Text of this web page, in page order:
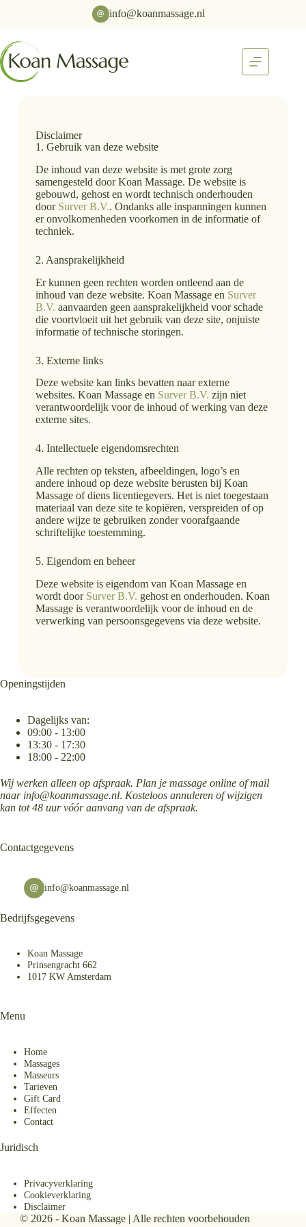
info@koanmassage.nl
Disclaimer
1. Gebruik van deze website
De inhoud van deze website is met grote zorg
samengesteld door Koan Massage. De website is
gebouwd, gehost en wordt technisch onderhouden
door Surver B.V.. Ondanks alle inspanningen kunnen
er onvolkomenheden voorkomen in de informatie of
techniek.
2. Aansprakelijkheid
Er kunnen geen rechten worden ontleend aan de
inhoud van deze website. Koan Massage en Surver
B.V. aanvaarden geen aansprakelijkheid voor schade
die voortvloeit uit het gebruik van deze site, onjuiste
informatie of technische storingen.
3. Externe links
Deze website kan links bevatten naar externe
websites. Koan Massage en Surver B.V. zijn niet
verantwoordelijk voor de inhoud of werking van deze
externe sites.
4. Intellectuele eigendomsrechten
Alle rechten op teksten, afbeeldingen, logo’s en
andere inhoud op deze website berusten bij Koan
Massage of diens licentiegevers. Het is niet toegestaan
materiaal van deze site te kopiëren, verspreiden of op
andere wijze te gebruiken zonder voorafgaande
schriftelijke toestemming.
5. Eigendom en beheer
Deze website is eigendom van Koan Massage en
wordt door Surver B.V. gehost en onderhouden. Koan
Massage is verantwoordelijk voor de inhoud en de
verwerking van persoonsgegevens via deze website.
Openingstijden
Dagelijks van:
09:00 - 13:00
13:30 - 17:30
18:00 - 22:00
Wij werken alleen op afspraak. Plan je massage online of mail
naar info@koanmassage.nl. Kosteloos annuleren of wijzigen
kan tot 48 uur vóór aanvang van de afspraak.
Contactgegevens
info@koanmassage.nl
Bedrijfsgegevens
Koan Massage
Prinsengracht 662
1017 KW Amsterdam
Menu
Home
Massages
Masseurs
Tarieven
Gift Card
Effecten
Contact
Juridisch
Privacyverklaring
Cookieverklaring
Disclaimer
© 2026 - Koan Massage | Alle rechten voorbehouden